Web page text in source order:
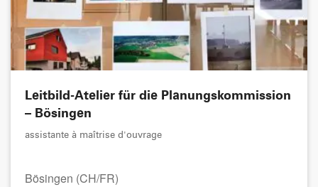
Leitbild-Atelier für die Planungskommission
– Bösingen
assistante à maîtrise d'ouvrage
Bösingen (CH/FR)